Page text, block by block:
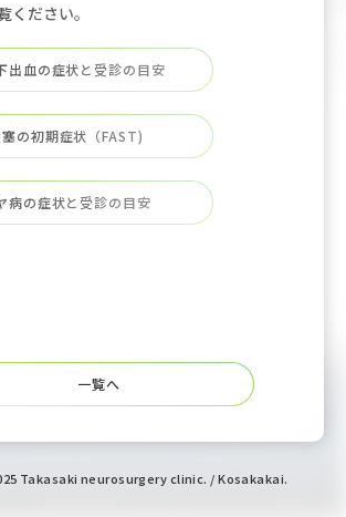
ください。
出血の症状と受診の目安
の初期症状（FAST)
病の症状と受診の目安
一覧へ
Takasaki neurosurgery clinic. / Kosakakai.